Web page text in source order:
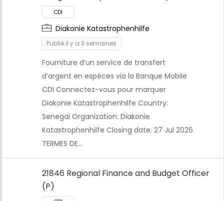
Diakonie Katastrophenhilfe
Publié il y a 3 semaines
Fourniture d’un service de transfert
d’argent en espèces via la Banque Mobile
CDI Connectez-vous pour marquer
Diakonie Katastrophenhilfe Country:
Senegal Organization: Diakonie
Katastrophenhilfe Closing date: 27 Jul 2026
TERMES DE…
21846 Regional Finance and Budget Officer
(P)